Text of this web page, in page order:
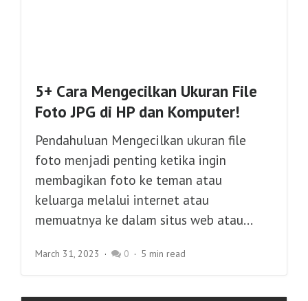
5+ Cara Mengecilkan Ukuran File
Foto JPG di HP dan Komputer!
Pendahuluan Mengecilkan ukuran file
foto menjadi penting ketika ingin
membagikan foto ke teman atau
keluarga melalui internet atau
memuatnya ke dalam situs web atau...
March 31, 2023 0 5 min read